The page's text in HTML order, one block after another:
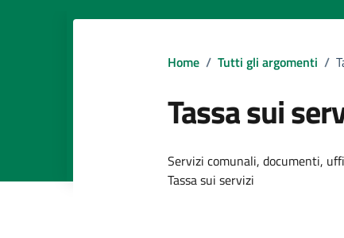
Home / Tutti gli argomenti /
Tassa sui
Dettagli
Servizi comunali, documenti,
Tassa sui servizi